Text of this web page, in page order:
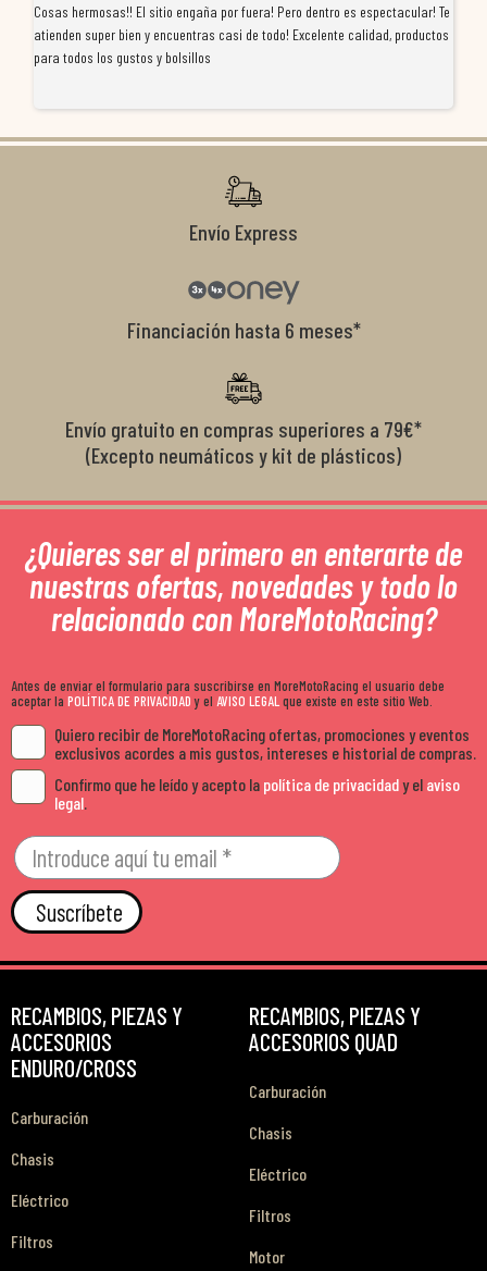
Cosas hermosas!! El sitio engaña por fuera! Pero dentro es espectacular! Te
atienden super bien y encuentras casi de todo! Excelente calidad, productos
para todos los gustos y bolsillos
Envío Express
Financiación hasta 6 meses*
Envío gratuito en compras superiores a 79€*
(Excepto neumáticos y kit de plásticos)
¿Quieres ser el primero en enterarte de
nuestras ofertas, novedades y todo lo
relacionado con MoreMotoRacing?
Antes de enviar el formulario para suscribirse en MoreMotoRacing el usuario debe
aceptar la POLÍTICA DE PRIVACIDADy el AVISO LEGALque existe en este sitio Web.
Quiero recibir de MoreMotoRacing ofertas, promociones y eventos
exclusivos acordes a mis gustos, intereses e historial de compras.
Confirmo que he leído y acepto la política de privacidady el aviso
legal.
Suscríbete
RECAMBIOS, PIEZAS Y
ACCESORIOS
ENDURO/CROSS
Carburación
Chasis
Eléctrico
Filtros
RECAMBIOS, PIEZAS Y
ACCESORIOS QUAD
Carburación
Chasis
Eléctrico
Filtros
Motor